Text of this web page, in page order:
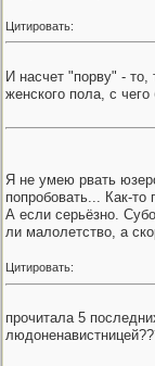
Цитировать:
И насчет "порву" -
женского пола, с
Я не умею рвать
попробовать... Как-
А если серьёзно.
ли малолетство, а
Цитировать:
прочитала 5